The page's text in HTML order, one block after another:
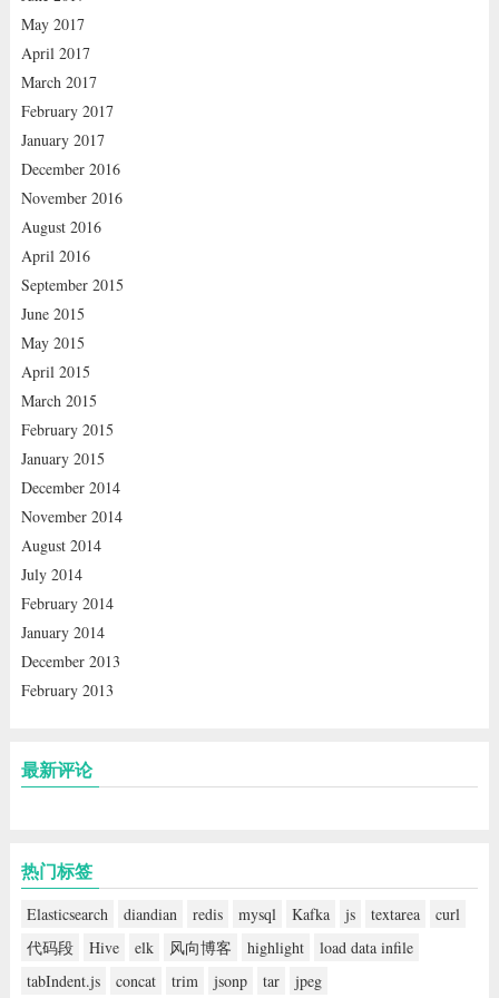
May 2017
April 2017
March 2017
February 2017
January 2017
December 2016
November 2016
August 2016
April 2016
September 2015
June 2015
May 2015
April 2015
March 2015
February 2015
January 2015
December 2014
November 2014
August 2014
July 2014
February 2014
January 2014
December 2013
February 2013
最新评论
热门标签
Elasticsearch diandian redis mysql Kafka js textarea
curl
代码段
Hive elk 风向博客 highlight
load data infile
tabIndent.js
concat trim jsonp tar jpeg